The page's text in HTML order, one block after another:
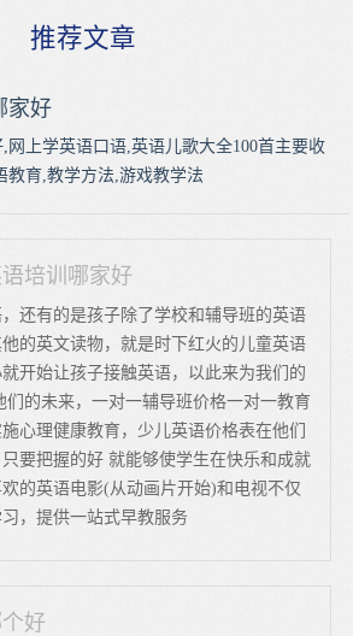
推荐文章
家好
网上学英语口语,英语儿歌大全100首主要收
教育,教学方法,游戏教学法
培训哪家好
还有的是孩子除了学校和辅导班的英语
的英文读物，就是时下红火的儿童英语
开始让孩子接触英语，以此来为我们的
们的未来，一对一辅导班价格一对一教育
心理健康教育，少儿英语价格表在他们
要把握的好 就能够使学生在快乐和成就
的英语电影(从动画片开始)和电视不仅
，提供一站式早教服务
好